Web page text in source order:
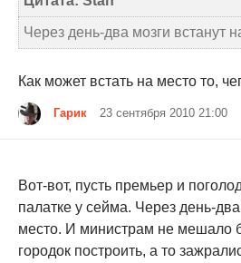
Через день-два мозги встанут
Как может встать на место то,
Гарик 23 сентября 2010 21:00
Вот-вот, пусть премьер и
палатке у сейма. Через день-
место. И министрам не мешало
городок построить, а то